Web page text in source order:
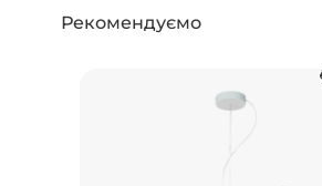
Рекомендуємо